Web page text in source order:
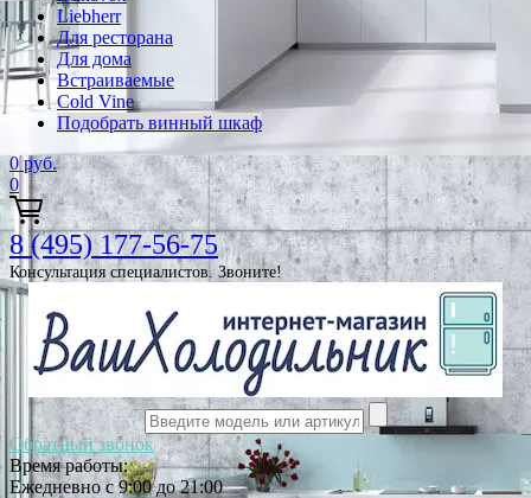
Liebherr
Для ресторана
Для дома
Встраиваемые
Cold Vine
Подобрать винный шкаф
0 руб.
0
8 (495) 177-56-75
Консультация специалистов. Звоните!
Обратный звонок
Время работы:
Ежедневно с 9:00 до 21:00